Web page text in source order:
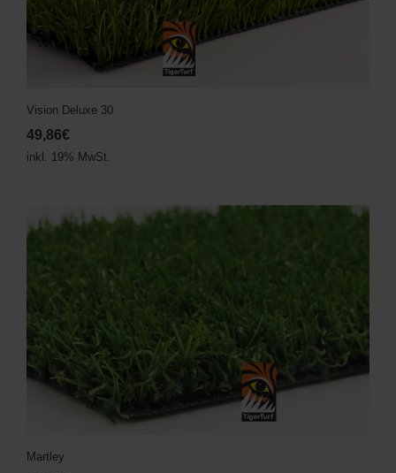
Vision Deluxe 30
49,86€
inkl. 19% MwSt.
Martley